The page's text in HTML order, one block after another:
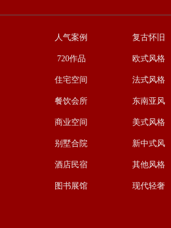
人气案例
720作品
住宅空间
餐饮会所
商业空间
别墅合院
酒店民宿
图书展馆
复古怀旧
欧式风格
法式风格
东南亚风
美式风格
新中式风
其他风格
现代轻奢